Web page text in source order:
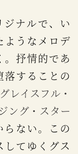
ようなメロデ
。抒情的であ
落することの
グレイスフル・
ング・スター
らない。この
してゆくグス